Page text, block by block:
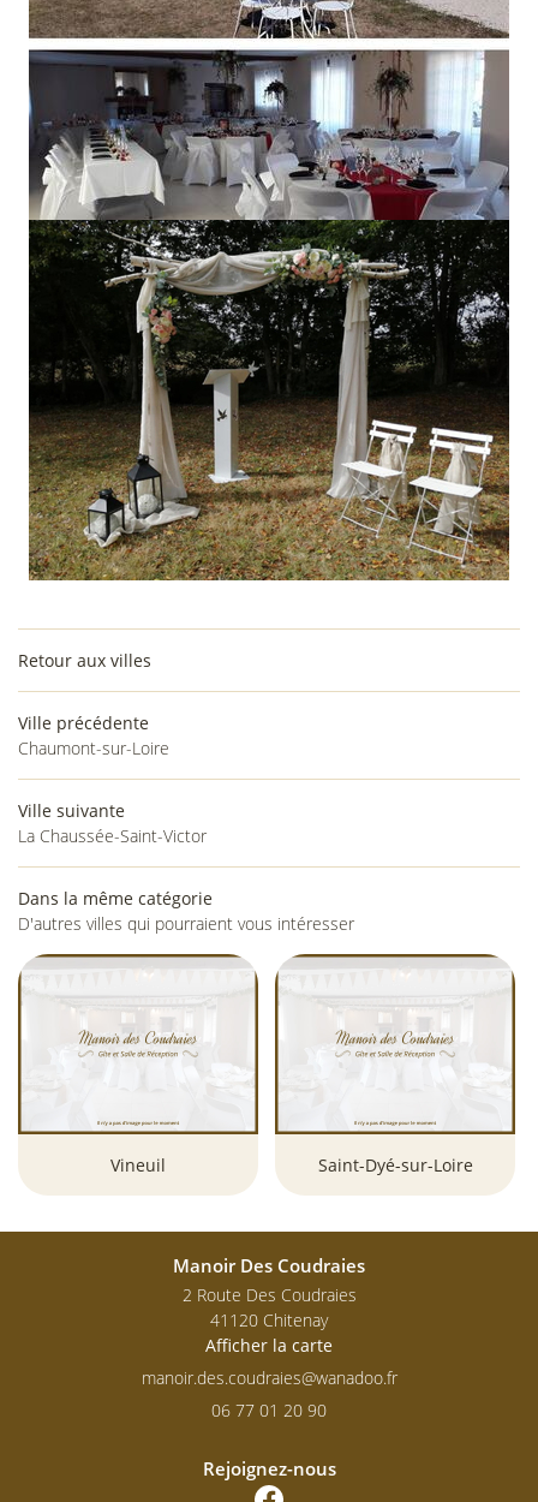
Retour aux villes
Ville précédente
Chaumont-sur-Loire
Ville suivante
La Chaussée-Saint-Victor
Dans la même catégorie
D'autres villes qui pourraient vous intéresser
Vineuil Saint-Dyé-sur-Loire
Manoir Des Coudraies
2 Route Des Coudraies
41120 Chitenay
Afficher la carte
06 77 01 20 90
Rejoignez-nous